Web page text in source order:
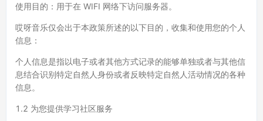
使用目的：用于在 WIFI 网络下访问服务器。
哎呀音乐仅会出于本政策所述的以下目的，收集和使用您的个人
信息：
个人信息是指以电子或者其他方式记录的能够单独或者与其他信
息结合识别特定自然人身份或者反映特定自然人活动情况的各种
信息。
1.2 为您提供学习社区服务